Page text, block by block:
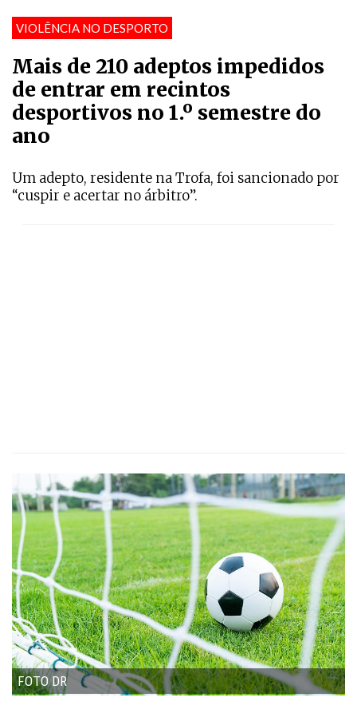
VIOLÊNCIA NO DESPORTO
Mais de 210 adeptos impedidos
de entrar em recintos
desportivos no 1.º semestre do
ano
Um adepto, residente na Trofa, foi sancionado por
“cuspir e acertar no árbitro”.
FOTO DR